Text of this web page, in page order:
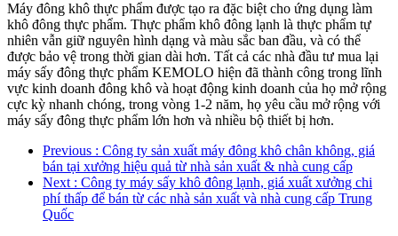
Máy đông khô thực phẩm được tạo ra đặc biệt cho ứng dụng làm
khô đông thực phẩm. Thực phẩm khô đông lạnh là thực phẩm tự
nhiên vẫn giữ nguyên hình dạng và màu sắc ban đầu, và có thể
được bảo vệ trong thời gian dài hơn. Tất cả các nhà đầu tư mua lại
máy sấy đông thực phẩm KEMOLO hiện đã thành công trong lĩnh
vực kinh doanh đông khô và hoạt động kinh doanh của họ mở rộng
cực kỳ nhanh chóng, trong vòng 1-2 năm, họ yêu cầu mở rộng với
máy sấy đông thực phẩm lớn hơn và nhiều bộ thiết bị hơn.
Previous : Công ty sản xuất máy đông khô chân không, giá
bán tại xưởng hiệu quả từ nhà sản xuất & nhà cung cấp
Next : Công ty máy sấy khô đông lạnh, giá xuất xưởng chi
phí thấp để bán từ các nhà sản xuất và nhà cung cấp Trung
Quốc